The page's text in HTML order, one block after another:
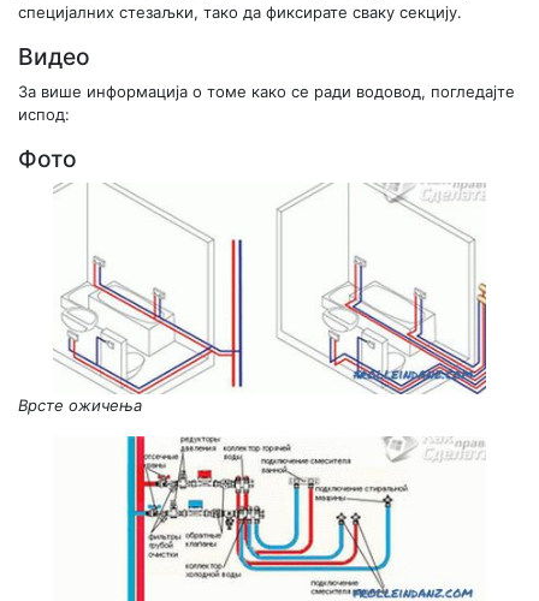
специјалних стезаљки, тако да фиксирате сваку секцију.
Видео
За више информација о томе како се ради водовод, погледајте
испод:
Фото
Врсте ожичења